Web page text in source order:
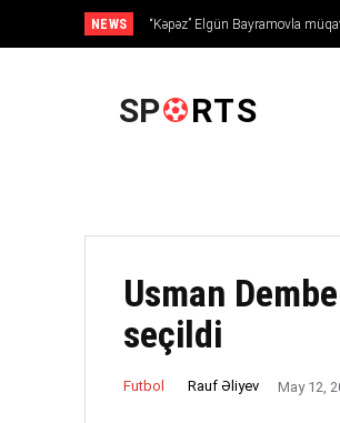
NEWS “Kəpəz” Elgün Bayramovla
SP RTS
Usman
seçildi
Futbol Rauf Əliyev May 12,